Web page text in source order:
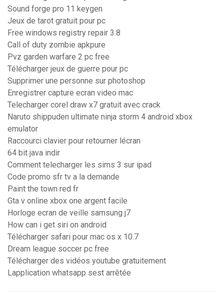
Sound forge pro 11 keygen
Jeux de tarot gratuit pour pc
Free windows registry repair 3.8
Call of duty zombie apkpure
Pvz garden warfare 2 pc free
Télécharger jeux de guerre pour pc
Supprimer une personne sur photoshop
Enregistrer capture ecran video mac
Telecharger corel draw x7 gratuit avec crack
Naruto shippuden ultimate ninja storm 4 android xbox
emulator
Raccourci clavier pour retourner lécran
64 bit java indir
Comment telecharger les sims 3 sur ipad
Code promo sfr tv a la demande
Paint the town red fr
Gta v online xbox one argent facile
Horloge ecran de veille samsung j7
How can i get siri on android
Télécharger safari pour mac os x 10.7
Dream league soccer pc free
Télécharger des vidéos youtube gratuitement
Lapplication whatsapp sest arrêtée